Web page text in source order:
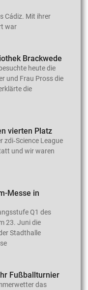
Cádiz. Mit ihrer
war
Brackwede
heute die
und Frau Pross die
die
vierten Platz
zdi‑Science League
und wir waren
Messe in
Q1 des
23. Juni die
Stadthalle
Fußballturnier
das